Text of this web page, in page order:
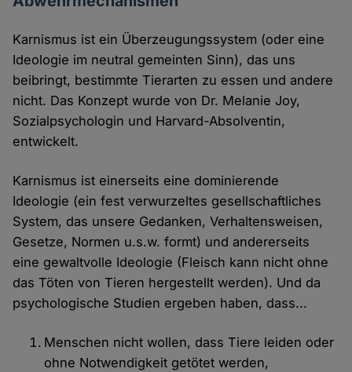
Karnismus ist ein Überzeugungssystem (oder eine
Ideologie im neutral gemeinten Sinn), das uns
beibringt, bestimmte Tierarten zu essen und andere
nicht. Das Konzept wurde von Dr. Melanie Joy,
Sozialpsychologin und Harvard-Absolventin,
entwickelt.
Karnismus ist einerseits eine dominierende
Ideologie (ein fest verwurzeltes gesellschaftliches
System, das unsere Gedanken, Verhaltensweisen,
Gesetze, Normen u.s.w. formt) und andererseits
eine gewaltvolle Ideologie (Fleisch kann nicht ohne
das Töten von Tieren hergestellt werden). Und da
psychologische Studien ergeben haben, dass...
Menschen nicht wollen, dass Tiere leiden oder
ohne Notwendigkeit getötet werden,